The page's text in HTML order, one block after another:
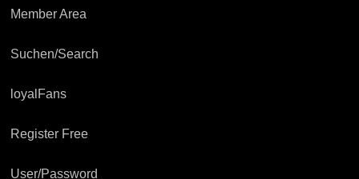
Member Area
Suchen/Search
loyalFans
Register Free
User/Password